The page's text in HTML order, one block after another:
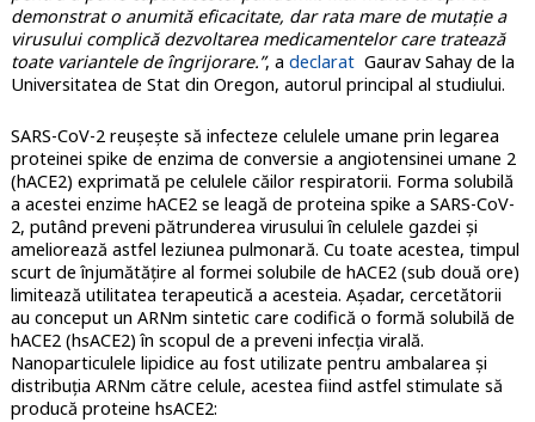
demonstrat o anumită eficacitate, dar rata mare de mutație a
virusului complică dezvoltarea medicamentelor care tratează
toate variantele de îngrijorare.”, a declarat Gaurav Sahay de la
Universitatea de Stat din Oregon, autorul principal al studiului.
SARS-CoV-2 reușește să infecteze celulele umane prin legarea
proteinei spike de enzima de conversie a angiotensinei umane 2
(hACE2) exprimată pe celulele căilor respiratorii. Forma solubilă
a acestei enzime hACE2 se leagă de proteina spike a SARS-CoV-
2, putând preveni pătrunderea virusului în celulele gazdei și
ameliorează astfel leziunea pulmonară. Cu toate acestea, timpul
scurt de înjumătățire al formei solubile de hACE2 (sub două ore)
limitează utilitatea terapeutică a acesteia. Așadar, cercetătorii
au conceput un ARNm sintetic care codifică o formă solubilă de
hACE2 (hsACE2) în scopul de a preveni infecția virală.
Nanoparticulele lipidice au fost utilizate pentru ambalarea și
distribuția ARNm către celule, acestea fiind astfel stimulate să
producă proteine hsACE2: